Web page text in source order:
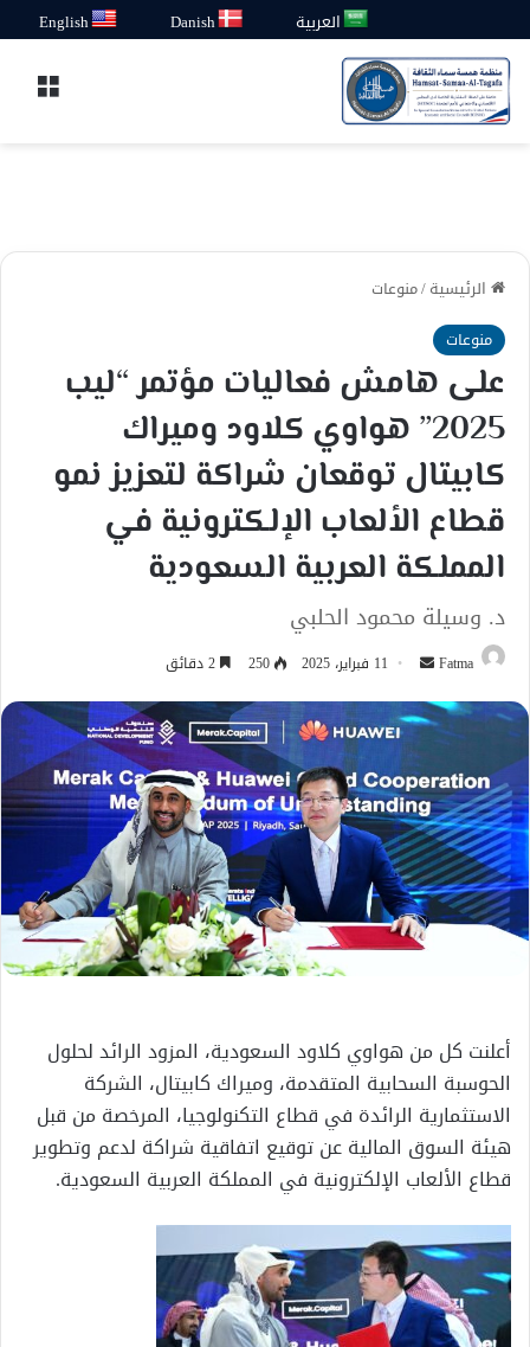
العربية Danish
English
الرئيسية/منوعات
منوعات
على هامش فعاليات مؤتمر “ليب
2025” هواوي كلاود وميراك
كابيتال توقعان شراكة لتعزيز نمو
قطاع الألعاب الإلكترونية في
المملكة العربية السعودية
د. وسيلة محمود الحلبي
Fatma
أرسل
إلكترونيا
11 فبراير، 2025 250
أعلنت كل من هواوي كلاود السعودية، المزود الرائد لحلول
الحوسبة السحابية المتقدمة، وميراك كابيتال، الشركة
الاستثمارية الرائدة في قطاع التكنولوجيا، المرخصة من قبل
هيئة السوق المالية عن توقيع اتفاقية شراكة لدعم وتطوير
قطاع الألعاب الإلكترونية في المملكة العربية السعودية.